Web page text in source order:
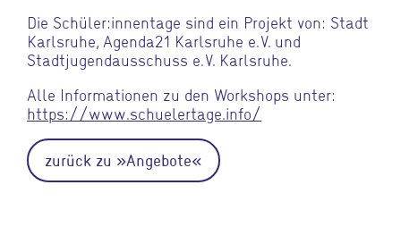
Die Schüler:innentage sind ein Projekt von: Stadt
Karlsruhe, Agenda21 Karlsruhe e. V. und
Stadtjugendausschuss e. V. Karlsruhe.
Alle Informationen zu den Workshops unter:
https://www.schuelertage.info/
zurück zu »Angebote«